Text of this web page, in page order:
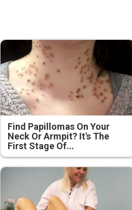
Find Papillomas On Your
Neck Or Armpit? It's The
First Stage Of...